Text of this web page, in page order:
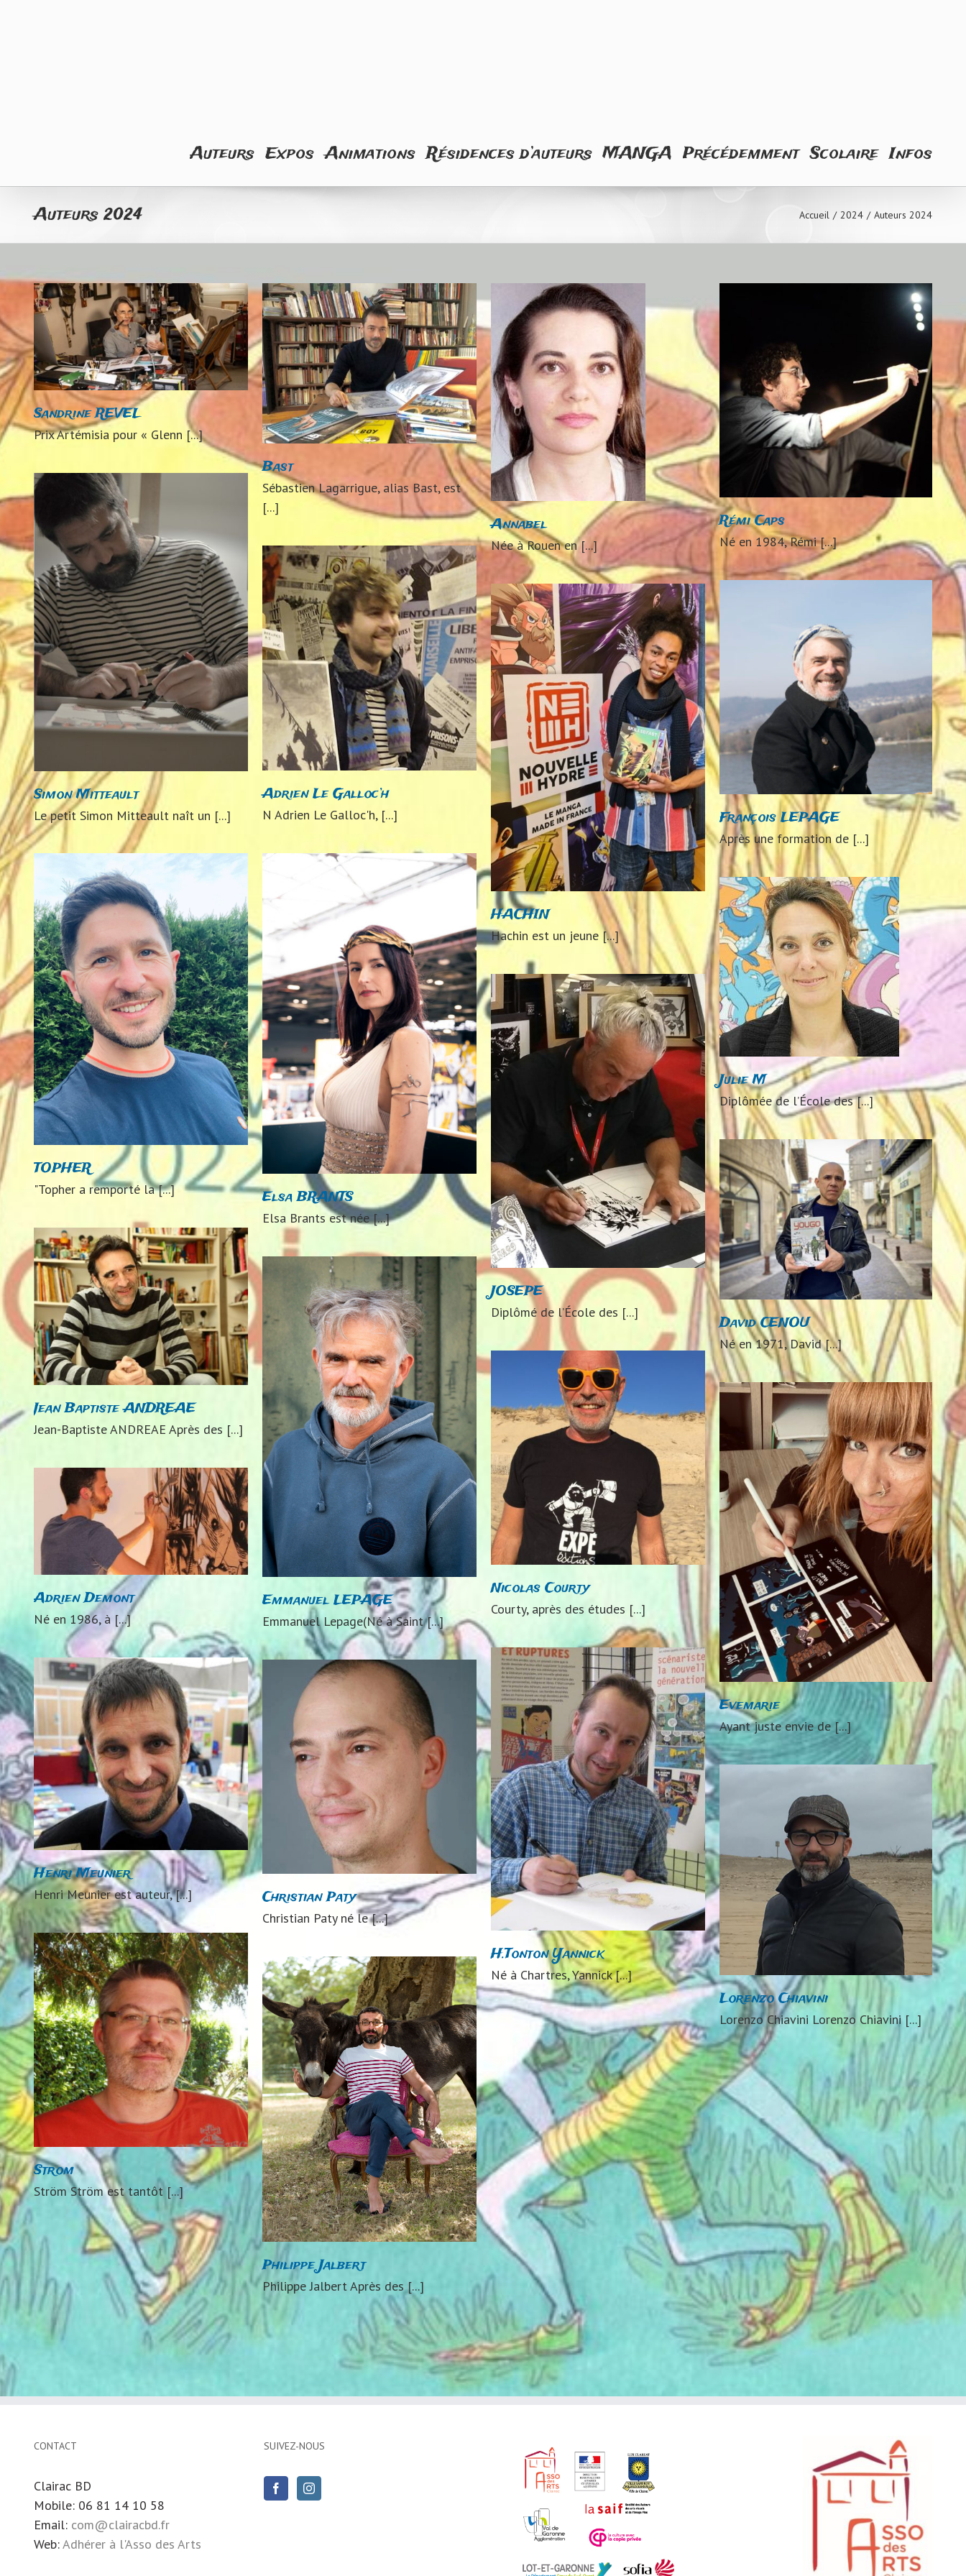
Auteurs Expos Animations Résidences d’auteurs MANGA Précédemment Scolaire Infos
Auteurs 2024 Accueil / 2024 / Auteurs 2024
Sandrine REVEL
Prix Artémisia pour « Glenn [...]
Bast
2024 Auteurs 2024
Bast
Sébastien Lagarrigue, alias Bast, est
[...]
Annabel
2024 Auteurs 2024
Annabel
Née à Rouen en [...]
Rémi Caps
2024 Auteurs 2024
Rémi Caps
Né en 1984, Rémi [...]
Simon Mitteault
Le petit Simon Mitteault naît un [...]
Adrien Le Galloc’h
2024 Auteurs 2024
Adrien Le Galloc’h
N Adrien Le Galloc'h, [...]
François LEPAGE
2024 Auteurs 2024
François LEPAGE
Après une formation de [...]
HACHIN
2024 Auteurs 2024
HACHIN
Hachin est un jeune [...]
TOPHER
"Topher a remporté la [...]
Elsa BRANTS
2024 Auteurs 2024
Elsa BRANTS
Elsa Brants est née [...]
Julie M
2024 2025 Auteurs 2024 Auteurs
2025
Julie M
Diplômée de l’École des [...]
JOSEPE
2024 2025 Auteurs 2024
Auteurs
2025
JOSEPE
Diplômé de l’École des [...]
David CENOU
Auteurs 2024
David CENOU
Né en 1971, David [...]
Jean Baptiste ANDREAE
Jean-Baptiste ANDREAE Après des [...]
Emmanuel LEPAGE
Emmanuel LEPAGE
Emmanuel Lepage(Né à Saint [...]
Nicolas Courty
Auteurs 2024
Nicolas Courty
Courty, après des études [...]
Evemarie
2024 Auteurs 2024
Evemarie
Ayant juste envie de [...]
Adrien Demont
Né en 1986, à [...]
H.Tonton Yannick
2020 2021 2023 2024
Auteurs 2021 Auteurs 2023
2024
H.Tonton Yannick
Né à Chartres, Yannick [...]
Henri Meunier
Henri Meunier est auteur, [...]
Christian Paty
2020 2021 2023 2024 2025 Auteurs
2020 Auteurs 2021 Auteurs 2023
Auteurs 2024 Auteurs 2025
Christian Paty
Christian Paty né le [...]
Lorenzo Chiavini
2019 2020 2021 2024 Auteurs 2019
Auteurs 2020 Auteurs 2021
Auteurs
Lorenzo Chiavini
Lorenzo Chiavini Lorenzo Chiavini [...]
Strom
Ström Ström est tantôt [...]
Philippe Jalbert
2019 2024 Auteurs 2019
2024
Philippe Jalbert
Philippe Jalbert Après des [...]
CONTACT
Clairac BD
Mobile: 06 81 14 10 58
Email: com@clairacbd.fr
Web:Adhérer à l'Asso des Arts
SUIVEZ-NOUS